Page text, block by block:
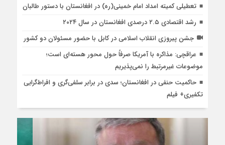
تعطیلی کمیته امداد امام خمینی(ره) در افغانستان با دستور طالبان
رشد اقتصادی ۲.۵ درصدی افغانستان در سال ۲۰۲۴
جشن پیروزی انقلاب اسلامی در کابل با حضور مسئولان دو کشور
عراقچی: مذاکره با آمریکا صرفاً حول محور هسته‌ای است؛
موضوعات غیرمرتبط را نمی‌پذیریم
حاکمیت حنفی در افغانستان؛ سدی در برابر سلفی‌گری و افراط‌گرایی
تکفیری+ فیلم